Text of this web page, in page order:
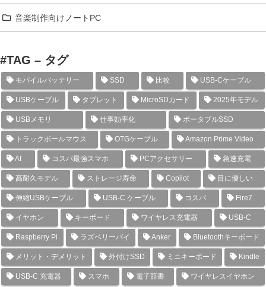
音楽制作向けノートPC
#TAG – タグ
モバイルバッテリー SSD 比較 USB-Cケーブル
USBケーブル タブレット MicroSDカード 2025年モデル
USBメモリ 仕事効率化 ポータブルSSD
トラックボールマウス OTGケーブル Amazon Prime Video
AI コスパ最強スマホ PCアクセサリー 急速充電
高耐久モデル ストレージ寿命 Copilot 目に優しい
伸縮USBケーブル USB-C ケーブル コスパ Fire7
イヤホン キーボード ワイヤレス充電器 USB-C
Raspberry Pi ラズベリーパイ Anker Bluetoothキーボード
メリット・デメリット 外付けSSD ミニキーボード Kindle
USB-C 充電器 スマホ 電子辞書 ワイヤレスイヤホン